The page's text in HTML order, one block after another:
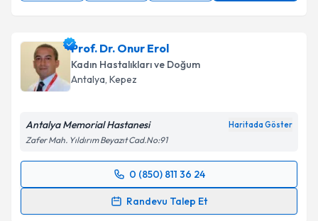
Prof. Dr. Onur Erol
Kadın Hastalıkları ve Doğum
Antalya, Kepez
Antalya Memorial Hastanesi Haritada Göster
Zafer Mah. Yıldırım Beyazıt Cad.No:91
0 (850) 811 36 24
Randevu Talep Et
Randevu Takvimi Talebi